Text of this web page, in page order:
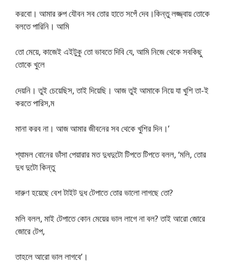
করবো। আমার রুপ যৌবন সব তোর হাতে সপেঁ দেব।কিন্তু লজ্জ্বায় তোকে
বলতে পারিনি। আমি
তো মেয়ে, কাজেই এইটুকু তো ভাবতে দিবি যে, আমি নিজে থেকে সবকিছু
তোকে খুলে
দেয়নি। তুই চেয়েছিস, তাই দিয়েছি। আজ তুই আমাকে নিয়ে যা খুশি তা-ই
করতে পারিস,ম
মানা করব না। আজ আমার জীবনের সব থেকে খুশির দিন।’
শ্যামল বোনের ডাঁসা পেয়ারার মত দুধদুটো টিপতে টিপতে বলল, ‘মলি, তোর
দুধ দুটো কিন্তু
দারুণ হয়েছে বেশ টাইট দুধ টেপাতে তোর ভালো লাগছে তো?
মলি বলল, মাই টেপাতে কোন মেয়ের ভাল লাগে না বল? তাই আরো জোরে
জোরে টেপ,
তাহলে আরো ভাল লাগবে’।